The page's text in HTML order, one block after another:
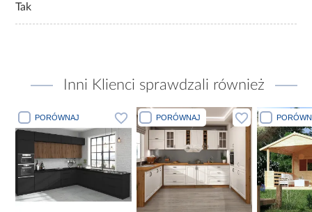
Tak
Inni Klienci sprawdzali również
PORÓWNAJ PORÓWNAJ